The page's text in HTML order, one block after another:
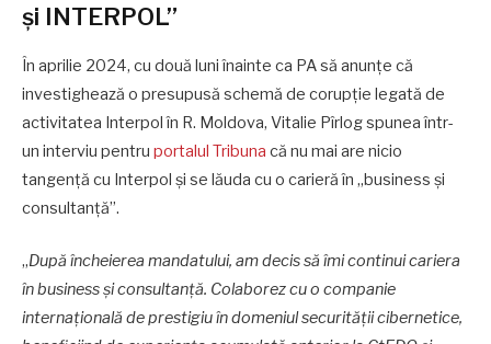
și INTERPOL”
În aprilie 2024, cu două luni înainte ca PA să anunțe că
investighează o presupusă schemă de corupție legată de
activitatea Interpol în R. Moldova, Vitalie Pîrlog spunea într-
un interviu pentru portalul Tribuna că nu mai are nicio
tangență cu Interpol și se lăuda cu o carieră în „business și
consultanță”.
„După încheierea mandatului, am decis să îmi continui cariera
în business și consultanță. Colaborez cu o companie
internațională de prestigiu în domeniul securității cibernetice,